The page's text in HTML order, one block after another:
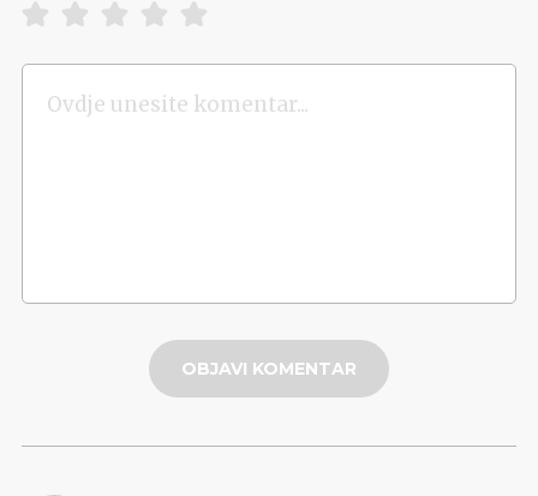
OBJAVI KOMENTAR